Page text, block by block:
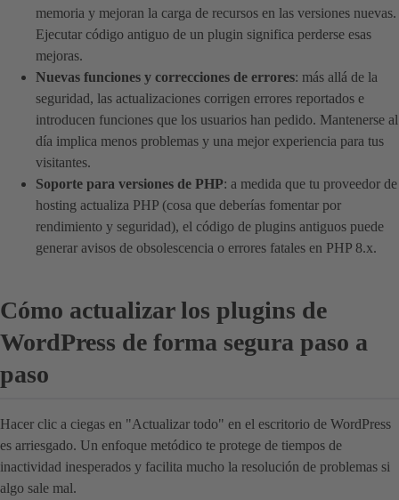
memoria y mejoran la carga de recursos en las versiones nuevas.
Ejecutar código antiguo de un plugin significa perderse esas
mejoras.
Nuevas funciones y correcciones de errores: más allá de la
seguridad, las actualizaciones corrigen errores reportados e
introducen funciones que los usuarios han pedido. Mantenerse al
día implica menos problemas y una mejor experiencia para tus
visitantes.
Soporte para versiones de PHP: a medida que tu proveedor de
hosting actualiza PHP (cosa que deberías fomentar por
rendimiento y seguridad), el código de plugins antiguos puede
generar avisos de obsolescencia o errores fatales en PHP 8.x.
Cómo actualizar los plugins de
WordPress de forma segura paso a
paso
Hacer clic a ciegas en "Actualizar todo" en el escritorio de WordPress
es arriesgado. Un enfoque metódico te protege de tiempos de
inactividad inesperados y facilita mucho la resolución de problemas si
algo sale mal.